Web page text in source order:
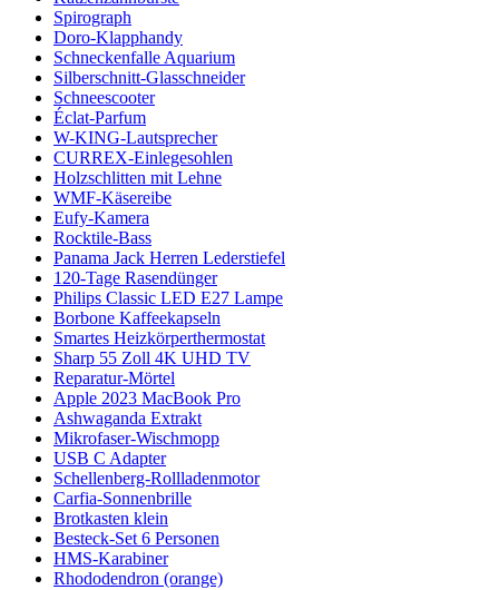
Spirograph
Doro-Klapphandy
Schneckenfalle Aquarium
Silberschnitt-Glasschneider
Schneescooter
Éclat-Parfum
W-KING-Lautsprecher
CURREX-Einlegesohlen
Holzschlitten mit Lehne
WMF-Käsereibe
Eufy-Kamera
Rocktile-Bass
Panama Jack Herren Lederstiefel
120-Tage Rasendünger
Philips Classic LED E27 Lampe
Borbone Kaffeekapseln
Smartes Heizkörperthermostat
Sharp 55 Zoll 4K UHD TV
Reparatur-Mörtel
Apple 2023 MacBook Pro
Ashwaganda Extrakt
Mikrofaser-Wischmopp
USB C Adapter
Schellenberg-Rollladenmotor
Carfia-Sonnenbrille
Brotkasten klein
Besteck-Set 6 Personen
HMS-Karabiner
Rhododendron (orange)